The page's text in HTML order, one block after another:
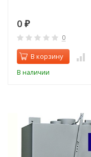
0 ₽
0
В корзину
В наличии